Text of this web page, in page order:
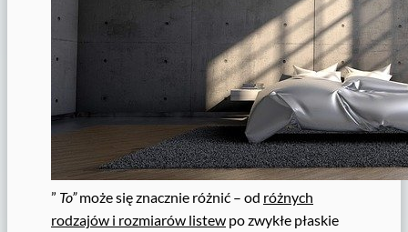
” To”może się znacznie różnić – od różnych
rodzajów i rozmiarów listew po zwykłe płaskie